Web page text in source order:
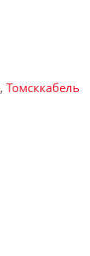
, Томсккабель